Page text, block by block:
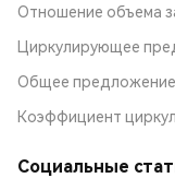
Отношение объема
Циркулирующее
Общее предложение
Коэффициент
Социальные